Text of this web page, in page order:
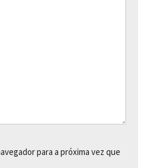
para a próxima vez que